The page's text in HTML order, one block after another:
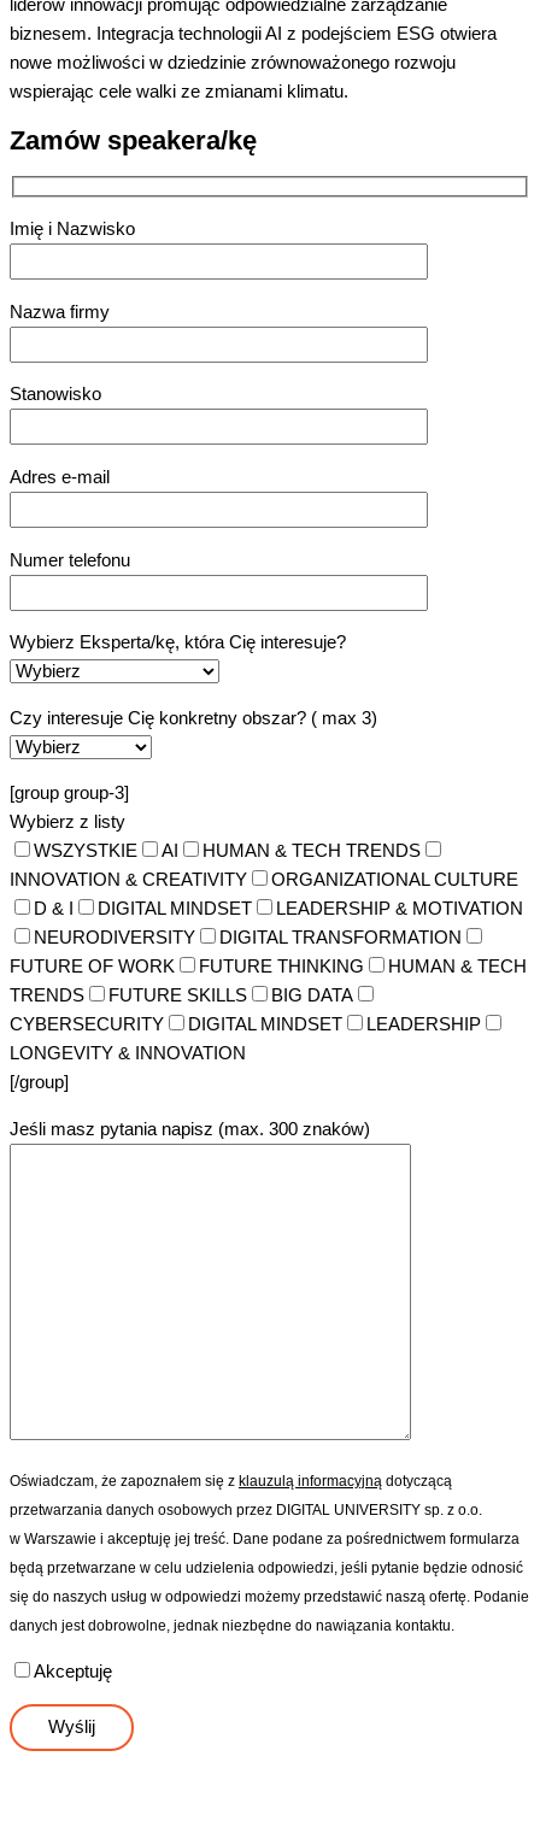
liderów innowacji promując odpowiedzialne zarządzanie
biznesem. Integracja technologii AI z podejściem ESG otwiera
nowe możliwości w dziedzinie zrównoważonego rozwoju
wspierając cele walki ze zmianami klimatu.
Zamów speakera/kę
Imię i Nazwisko
Nazwa firmy
Stanowisko
Adres e-mail
Numer telefonu
Wybierz Eksperta/kę, która Cię interesuje?
Czy interesuje Cię konkretny obszar? ( max 3)
[group group-3]
Wybierz z listy
WSZYSTKIE
AI
HUMAN & TECH TRENDS
INNOVATION & CREATIVITY
ORGANIZATIONAL CULTURE
D & I
DIGITAL MINDSET
LEADERSHIP & MOTIVATION
NEURODIVERSITY
DIGITAL TRANSFORMATION
FUTURE OF WORK
FUTURE THINKING
HUMAN & TECH
TRENDS
FUTURE SKILLS
BIG DATA
CYBERSECURITY
DIGITAL MINDSET
LEADERSHIP
LONGEVITY & INNOVATION
[/group]
Jeśli masz pytania napisz (max. 300 znaków)
Oświadczam, że zapoznałem się z klauzulą informacyjną dotyczącą
przetwarzania danych osobowych przez DIGITAL UNIVERSITY sp. z o.o.
w Warszawie i akceptuję jej treść. Dane podane za pośrednictwem formularza
będą przetwarzane w celu udzielenia odpowiedzi, jeśli pytanie będzie odnosić
się do naszych usług w odpowiedzi możemy przedstawić naszą ofertę. Podanie
danych jest dobrowolne, jednak niezbędne do nawiązania kontaktu.
Akceptuję